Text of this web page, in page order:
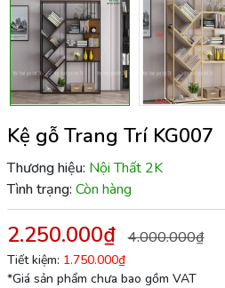
Kệ gỗ Trang Trí KG007
Thương hiệu: Nội Thất 2K
Tình trạng: Còn hàng
2.250.000₫ 4.000.000₫
Tiết kiệm: 1.750.000₫
*Giá sản phẩm chưa bao gồm VAT